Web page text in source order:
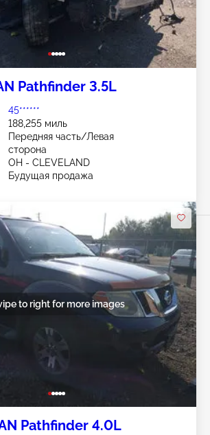
Pathfinder 3.5L
45******
188,255 миль
Передняя часть/Левая
сторона
OH - CLEVELAND
Будущая продажа
to right for more images
Pathfinder 4.0L